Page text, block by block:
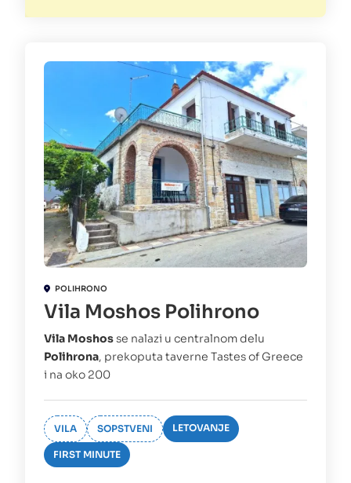
POLIHRONO
Vila Moshos Polihrono
Vila Moshosse nalazi u centralnom delu
Polihrona, prekoputa taverne Tastes of Greece
i na oko 200
VILA SOPSTVENI LETOVANJE
FIRST MINUTE